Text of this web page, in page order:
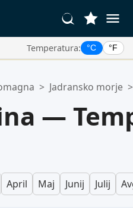
Temperatura: °C °F
> Jadransko morje >
—
April Maj Junij Julij